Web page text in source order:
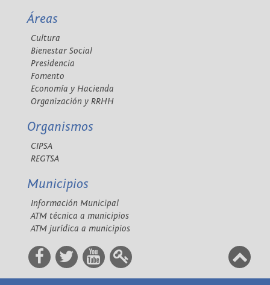
Áreas
Cultura
Bienestar Social
Presidencia
Fomento
Economía y Hacienda
Organización y RRHH
Organismos
CIPSA
REGTSA
Municipios
Información Municipal
ATM técnica a municipios
ATM jurídica a municipios